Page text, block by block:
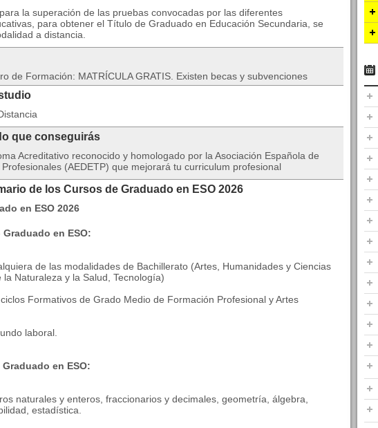
la superación de las pruebas convocadas por las diferentes
para obtener el Título de Graduado en Educación Secundaria, se
a distancia.
de Formación: MATRÍCULA GRATIS. Existen becas y subvenciones
que conseguirás
Acreditativo reconocido y homologado por la Asociación Española de
(AEDETP) que mejorará tu curriculum profesional
de los Cursos de Graduado en ESO 2026
en ESO:
de las modalidades de Bachillerato (Artes, Humanidades y Ciencias
la Naturaleza y la Salud, Tecnología)
Formativos de Grado Medio de Formación Profesional y Artes
laboral.
en ESO:
naturales y enteros, fraccionarios y decimales, geometría, álgebra,
estadística.